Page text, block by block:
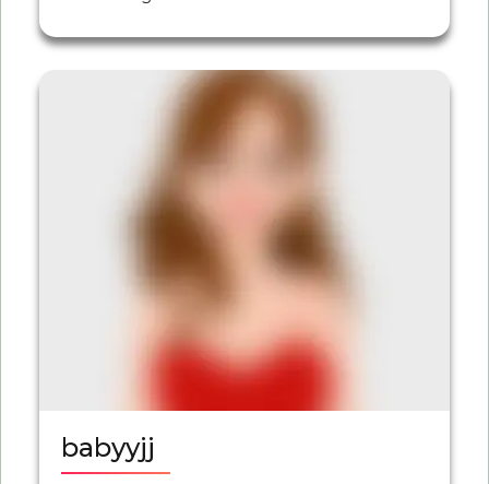
babyyjj